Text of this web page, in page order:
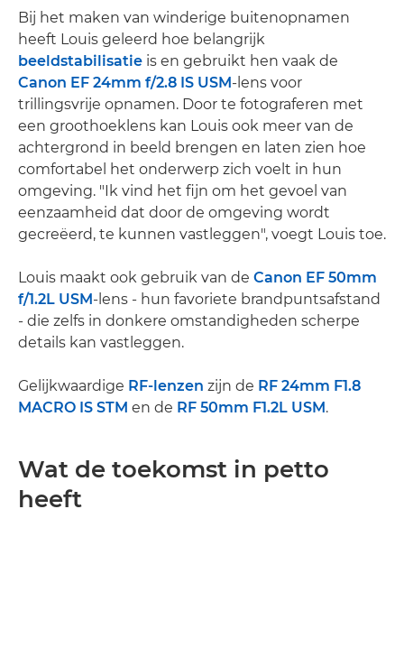
Bij het maken van winderige buitenopnamen
heeft Louis geleerd hoe belangrijk
beeldstabilisatie is en gebruikt hen vaak de
Canon EF 24mm f/2.8 IS USM-lens voor
trillingsvrije opnamen. Door te fotograferen met
een groothoeklens kan Louis ook meer van de
achtergrond in beeld brengen en laten zien hoe
comfortabel het onderwerp zich voelt in hun
omgeving. "Ik vind het fijn om het gevoel van
eenzaamheid dat door de omgeving wordt
gecreëerd, te kunnen vastleggen", voegt Louis toe.
Louis maakt ook gebruik van de Canon EF 50mm
f/1.2L USM-lens - hun favoriete brandpuntsafstand
- die zelfs in donkere omstandigheden scherpe
details kan vastleggen.
Gelijkwaardige RF-lenzen zijn de RF 24mm F1.8
MACRO IS STM en de RF 50mm F1.2L USM.
Wat de toekomst in petto
heeft